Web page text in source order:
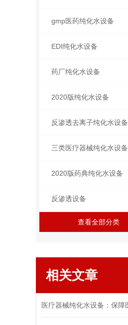
gmp医药纯化水设备
EDI纯化水设备
药厂纯化水设备
2020版纯化水设备
反渗透去离子纯化水设备
三类医疗器械纯化水设备
2020版药典纯化水设备
反渗透设备
查看全部分类
相关文章